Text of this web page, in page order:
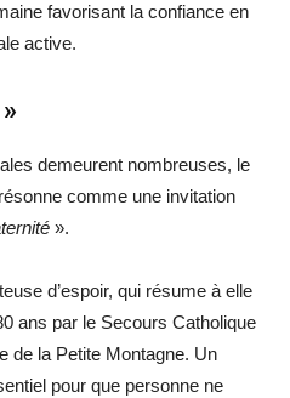
favorisant la confiance en
active.
demeurent nombreuses, le
comme une invitation
».
d’espoir, qui résume à elle
ans par le Secours Catholique
de la Petite Montagne. Un
pour que personne ne